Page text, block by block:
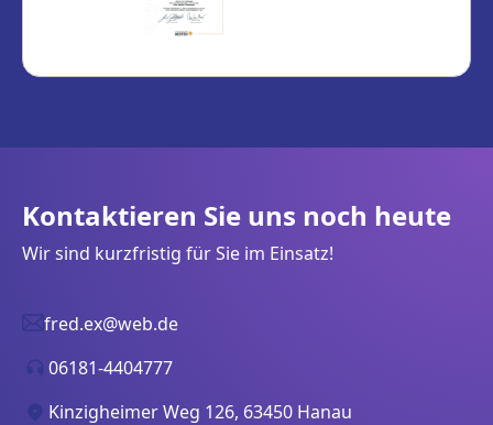
Kontaktieren Sie uns noch heute
Wir sind kurzfristig für Sie im Einsatz!
fred.ex@web.de
06181-4404777
Kinzigheimer Weg 126, 63450 Hanau